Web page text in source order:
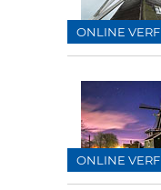
ONLINE VERF
ONLINE VERF